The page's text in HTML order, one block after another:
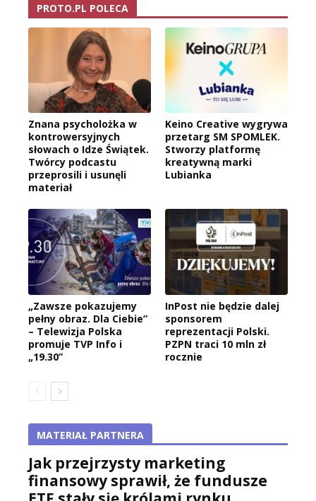
PROTO.PL POLECA
Znana psycholożka w
kontrowersyjnych
słowach o Idze Świątek.
Twórcy podcastu
przeprosili i usunęli
materiał
Keino Creative wygrywa
przetarg SM SPOMLEK.
Stworzy platformę
kreatywną marki
Lubianka
„Zawsze pokazujemy
pełny obraz. Dla Ciebie”
– Telewizja Polska
promuje TVP Info i
„19.30”
InPost nie będzie dalej
sponsorem
reprezentacji Polski.
PZPN traci 10 mln zł
rocznie
MATERIAŁ PARTNERA
Jak przejrzysty marketing
finansowy sprawił, że fundusze